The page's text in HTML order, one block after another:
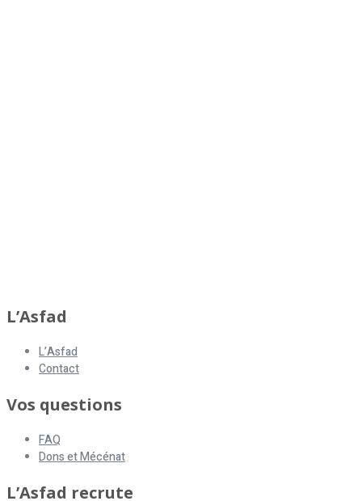
L’Asfad
L’Asfad
Contact
Vos questions
FAQ
Dons et Mécénat
L’Asfad recrute